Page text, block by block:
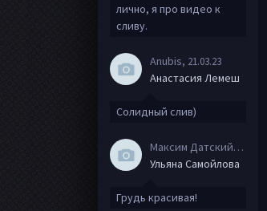
лично, я про видео к
сливу.
Anubis, 21.03.23
Анастасия Лемеш
Солидный слив)
Максим Датский
, 15.08.20
Ульяна Самойлова
Грудь красивая!